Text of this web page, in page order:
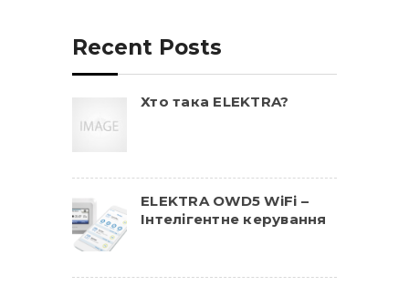
Recent Posts
Хто така ELEKTRA?
ELEKTRA OWD5 WiFi –
Інтелігентне керування